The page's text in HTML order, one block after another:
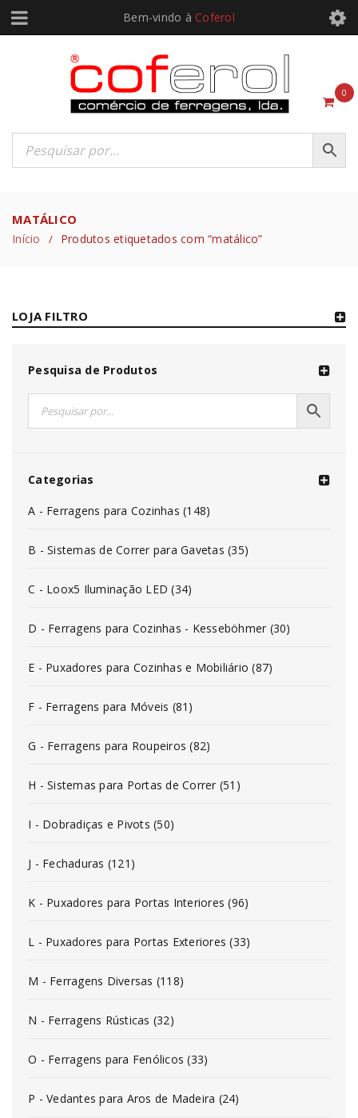
Bem-vindo à Coferol
0
MATÁLICO
Início / Produtos etiquetados com “matálico”
LOJA FILTRO
Pesquisa de Produtos
Categorias
A - Ferragens para Cozinhas (148)
B - Sistemas de Correr para Gavetas (35)
C - Loox5 Iluminação LED (34)
D - Ferragens para Cozinhas - Kesseböhmer (30)
E - Puxadores para Cozinhas e Mobiliário (87)
F - Ferragens para Móveis (81)
G - Ferragens para Roupeiros (82)
H - Sistemas para Portas de Correr (51)
I - Dobradiças e Pivots (50)
J - Fechaduras (121)
K - Puxadores para Portas Interiores (96)
L - Puxadores para Portas Exteriores (33)
M - Ferragens Diversas (118)
N - Ferragens Rústicas (32)
O - Ferragens para Fenólicos (33)
P - Vedantes para Aros de Madeira (24)